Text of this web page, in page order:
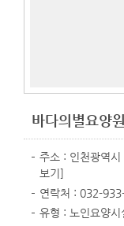
바다의별요양
주소 : 인천광역
보기]
연락처 : 032-
유형 : 노인요양시